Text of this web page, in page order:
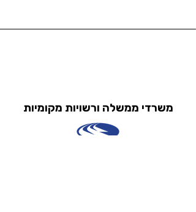
משרדי ממשלה ורשויות מקומיות